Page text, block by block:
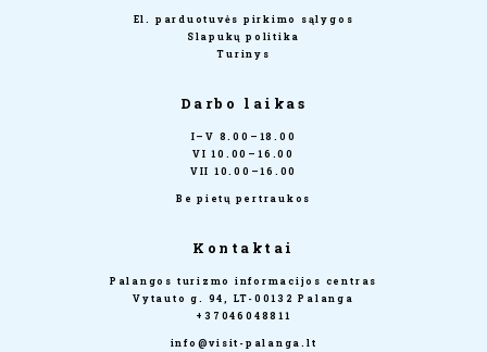
El. parduotuvės pirkimo sąlygos
Slapukų politika
Turinys
Darbo laikas
I–V 8.00–18.00
VI 10.00–16.00
VII 10.00–16.00
Be pietų pertraukos
Kontaktai
Palangos turizmo informacijos centras
Vytauto g. 94, LT-00132 Palanga
+37046048811
info@visit-palanga.lt